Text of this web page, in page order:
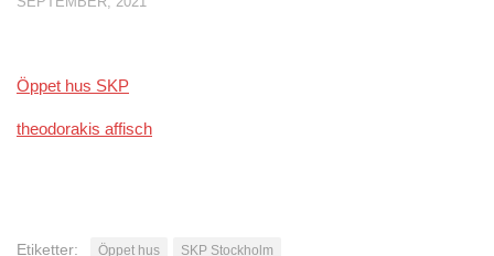
Öppet hus SKP
theodorakis affisch
Etiketter: Öppet hus SKP Stockholm